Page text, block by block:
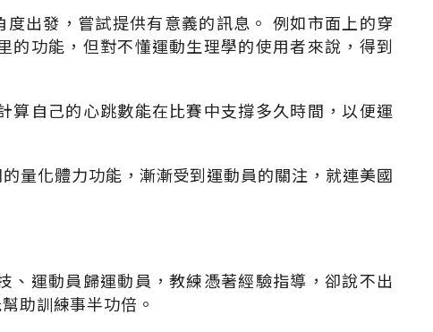
出發，嘗試提供有意義的訊息。 例如市面上的穿
的功能，但對不懂運動生理學的使用者來說，得到
算自己的心跳數能在比賽中支撐多久時間，以便運
量化體力功能，漸漸受到運動員的關注，就連美國
、運動員歸運動員，教練憑著經驗指導，卻說不出
助訓練事半功倍。